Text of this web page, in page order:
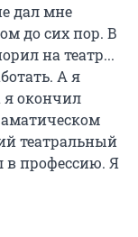
дал мне
до сих пор. В
на театр...
А я
окончил
театральный
в профессию. Я